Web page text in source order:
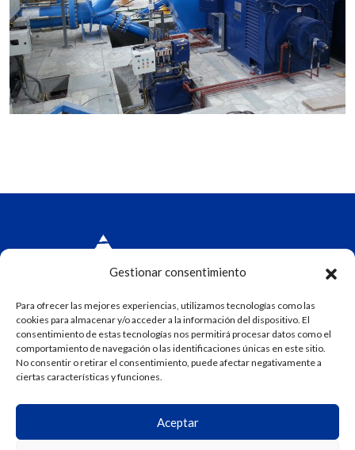
Gestionar consentimiento
Para ofrecer las mejores experiencias, utilizamos tecnologías como las
cookies para almacenar y/o acceder a la información del dispositivo. El
consentimiento de estas tecnologías nos permitirá procesar datos como el
comportamiento de navegación o las identificaciones únicas en este sitio.
No consentir o retirar el consentimiento, puede afectar negativamente a
ciertas características y funciones.
Aceptar
Aviso Legal
Política de Privacidad
Política de Cookies
Parque Tecnológico de Asturias nº46
985 26 80 12